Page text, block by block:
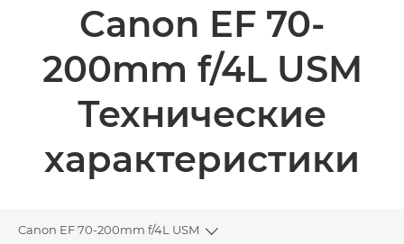
Canon EF 70-
200mm f/4L USM
Технические
характеристики
Canon EF 70-200mm f/4L USM
Toggle breadcrumbs